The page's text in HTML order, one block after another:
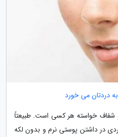
دردتان می خورد
شفاف خواسته هر کسی است. طبیعتاً
در داشتن پوستی نرم و بدون لکه